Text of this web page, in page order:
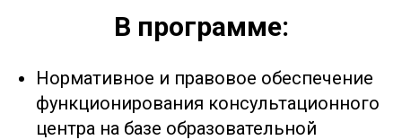
В программе:
Нормативное и правовое обеспечение
функционирования консультационного
центра на базе образовательной